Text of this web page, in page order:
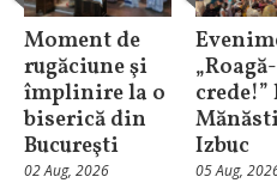
Moment de
rugăciune şi
împlinire la o
biserică din
Bucureşti
02 Aug, 2026
crede!”
Izbuc
05 Aug,